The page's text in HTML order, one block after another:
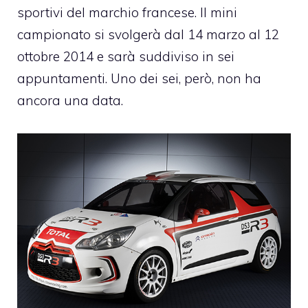
sportivi del marchio francese. Il mini
campionato si svolgerà dal 14 marzo al 12
ottobre 2014 e sarà suddiviso in sei
appuntamenti. Uno dei sei, però, non ha
ancora una data.